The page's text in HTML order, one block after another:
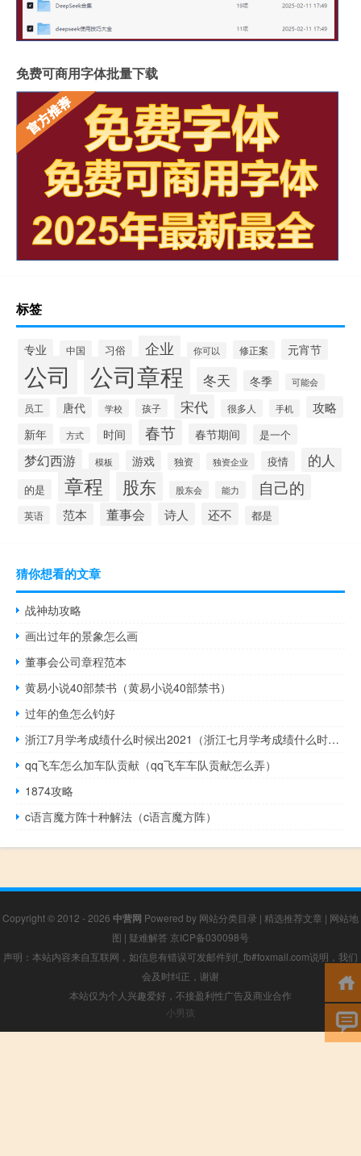
免费可商用字体批量下载
标签
专业 中国 习俗 企业 你可以 修正案 元宵节
公司 公司章程 冬天 冬季 可能会
员工 唐代 学校 孩子 宋代 很多人 手机 攻略
新年 方式 时间 春节 春节期间 是一个
梦幻西游 模板 游戏 独资 独资企业 疫情 的人
的是 章程 股东 股东会 能力 自己的
英语 范本 董事会 诗人 还不 都是
猜你想看的文章
战神劫攻略
画出过年的景象怎么画
董事会公司章程范本
黄易小说40部禁书（黄易小说40部禁书）
过年的鱼怎么钓好
浙江7月学考成绩什么时候出2021（浙江七月学考成绩什么时候出）
qq飞车怎么加车队贡献（qq飞车车队贡献怎么弄）
1874攻略
c语言魔方阵十种解法（c语言魔方阵）
Copyright © 2012 - 2026 中营网 Powered by 网站分类目录 | 精选推荐文章 | 网站地
图 | 疑难解答 京ICP备030098号
声明：本站内容来自互联网，如信息有错误可发邮件到f_fb#foxmail.com说明，我们
会及时纠正，谢谢
本站仅为个人兴趣爱好，不接盈利性广告及商业合作
小男孩